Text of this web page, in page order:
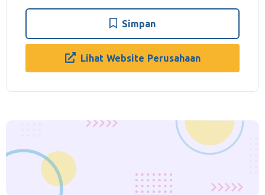
Simpan
Lihat Website Perusahaan